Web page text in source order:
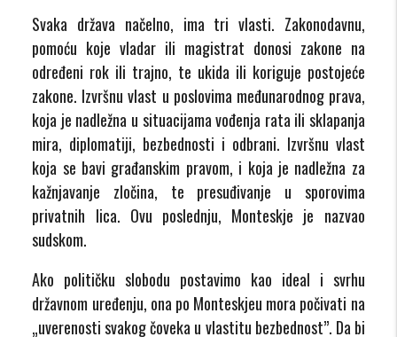
Svaka država načelno, ima tri vlasti. Zakonodavnu,
pomoću koje vladar ili magistrat donosi zakone na
određeni rok ili trajno, te ukida ili koriguje postojeće
zakone. Izvršnu vlast u poslovima međunarodnog prava,
koja je nadležna u situacijama vođenja rata ili sklapanja
mira, diplomatiji, bezbednosti i odbrani. Izvršnu vlast
koja se bavi građanskim pravom, i koja je nadležna za
kažnjavanje zločina, te presuđivanje u sporovima
privatnih lica. Ovu poslednju, Monteskje je nazvao
sudskom.
Ako političku slobodu postavimo kao ideal i svrhu
državnom uređenju, ona po Monteskjeu mora počivati na
„uverenosti svakog čoveka u vlastitu bezbednost”. Da bi